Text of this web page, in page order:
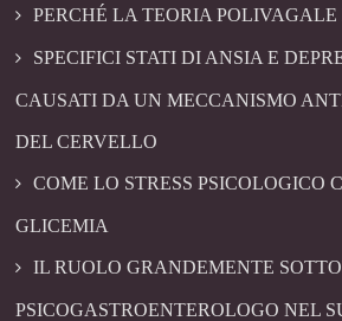
PERCHÉ LA TEORIA
SPECIFICI STATI DI ANSIA E
CAUSATI DA UN MECCANISMO
DEL CERVELLO
COME LO STRESS PSICOLOGICO
GLICEMIA
IL RUOLO GRANDEMENTE
PSICOGASTROENTEROLOGO NEL